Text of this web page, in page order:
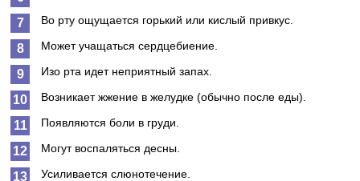
Во рту ощущается горький или кислый привкус.
Может учащаться сердцебиение.
Изо рта идет неприятный запах.
Возникает жжение в желудке (обычно после еды).
Появляются боли в груди.
Могут воспаляться десны.
Усиливается слюнотечение.